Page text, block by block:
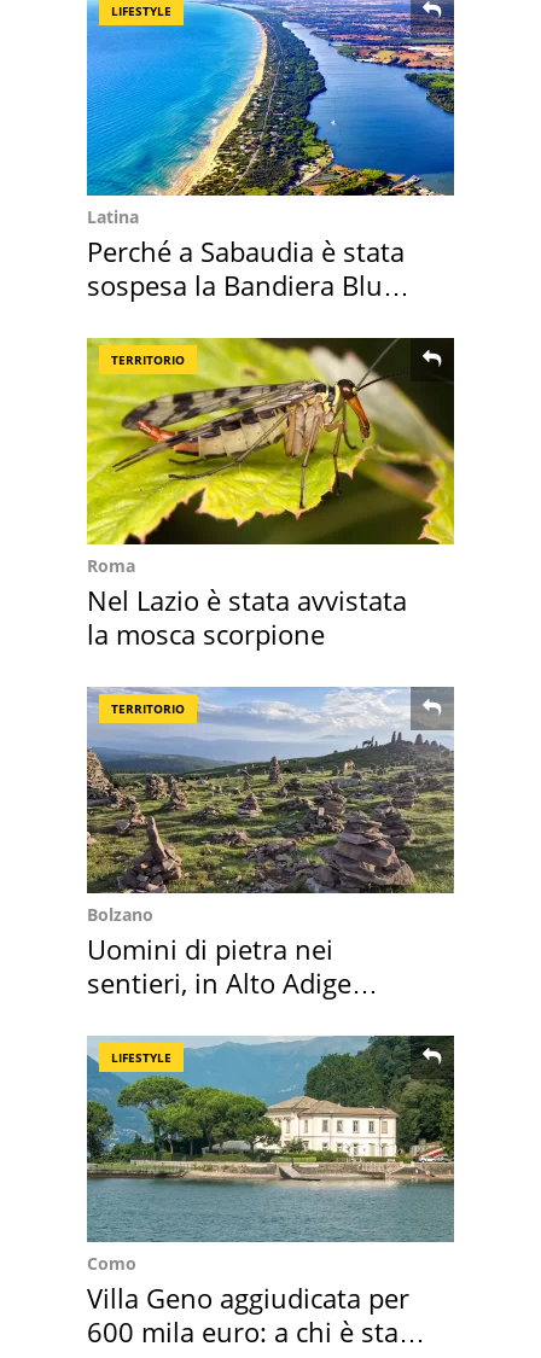
LIFESTYLE
Latina
Perché a Sabaudia è stata
sospesa la Bandiera Blu
TERRITORIO
Roma
Nel Lazio è stata avvistata
la mosca scorpione
TERRITORIO
Bolzano
Uomini di pietra nei
sentieri, in Alto Adige
LIFESTYLE
Como
Villa Geno aggiudicata per
600 mila euro: a chi è stata